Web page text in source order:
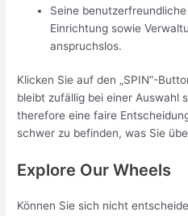
Seine
Einrichtung sowie
anspruchslos.
Klicken Sie auf den „SPIN“-
bleibt zufällig bei einer Auswahl
therefore eine faire
schwer zu befinden, was Sie
Explore Our Wheels
Können Sie sich nicht